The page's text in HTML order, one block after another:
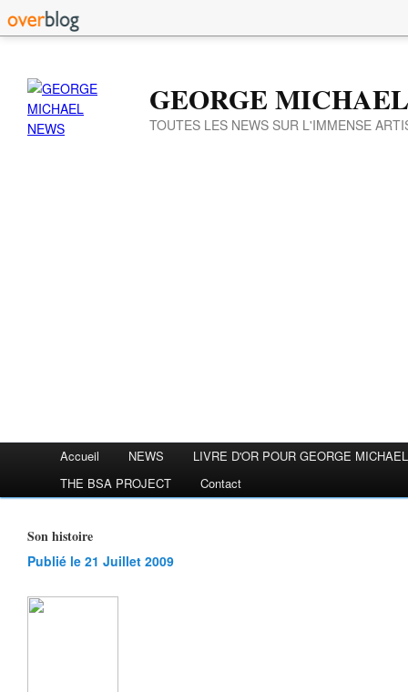
GEORGE
TOUTES LES NEWS SUR L'IMMENSE
Accueil NEWS
LIVRE D'OR POUR GEORGE MICHAEL
THE BSA PROJECT
Contact
Son histoire
Publié le 21 Juillet 2009